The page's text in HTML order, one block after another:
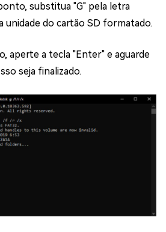
substitua "G" pela letra
unidade do cartão SD formatado.
aperte a tecla "Enter" e aguarde
seja finalizado.